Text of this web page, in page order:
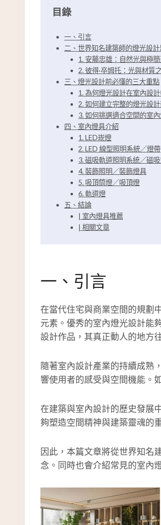
目錄
一、引言
二、世界知名建築師的燈光設
1. 安藤忠雄：自然光與極
2. 彼得·卒姆托：光與材質
三、燈光設計前必懂的三大重點
1. 為何燈光設計在室內設
2. 如何建立完整的燈光設
3. 如何挑選適合空間的室
四、室內燈具介紹
1. LED崁燈
2. LED 線型照明系統／燈帶
3. 磁吸軌道照明系統／磁
4. 裝飾照明／裝飾燈具
5. 吸頂筒燈／吸頂燈
6. 軌道燈
五、結論
| 室內燈具推薦
| 相關文章
一、引言
在當代住宅與商業空間的規劃
元素。優秀的室內燈光設計能
設計作品，其真正動人的地方
隨著室內設計產業的持續成熟
響使用者的感受與空間機能。
在建築與室內設計的歷史發展
夠塑造空間精神與建築靈魂的
因此，本篇文章將從世界知名
念。同時也會介紹常見的室內